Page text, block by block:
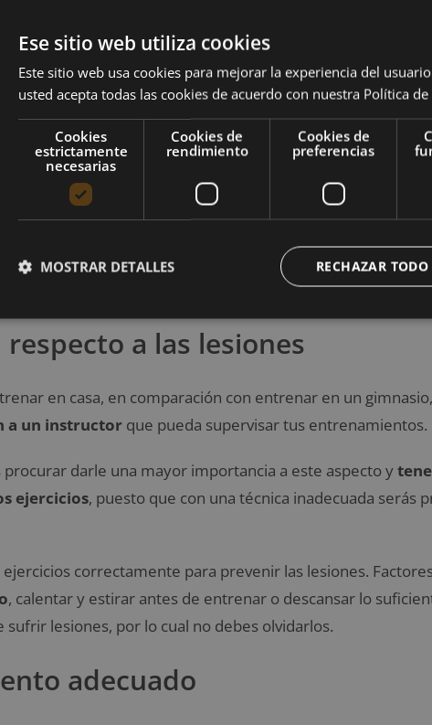
estos ejercicios variará de acuerdo a la intensidad con
y tu condición física. Sin embargo, lo recomendable es que
casa oscilenentre treinta y cuarenta y cinco minutos
natural de adaptación del cuerpo,deberás
paulatinamente
. Si ignoras este principio, la eficacia
mermada.
resultados, debes hacerlos con la frecuencia suficiente.
a la semana
a las lesiones
en casa, en comparación con entrenar en un
a un instructor que pueda supervisar tus entrenamientos.
darle una mayor importancia a este aspecto y
ejercicios, puesto que con una técnica inadecuada serás
correctamente para prevenir las lesiones.
, calentar y estirar antes de entrenar o descansar lo
lesiones, por lo cual no debes olvidarlos.
adecuado
Ese sitio web utiliza cookies
Este sitio web usa cookies para mejorar la experiencia del
usted acepta todas las cookies de acuerdo con nuestra Política de
Cookies
estrictamente
necesarias
Cookies de
rendimiento
Cookies de
preferencias
RECHAZAR TODO
MOSTRAR DETALLES